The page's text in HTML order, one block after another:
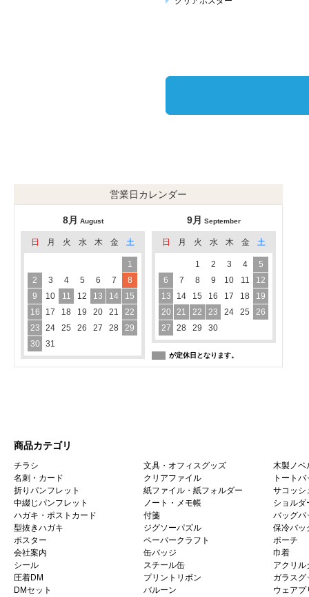
営業日カレンダー
8月 August
日 月 火 水 木 金 土
1
2
3 4 5 6 7
8
9
10 11 12 13 14
15
16
17 18 19 20 21
22
23
24 25 26 27 28
29
30
31
9月 September
日 月 火 水 木 金 土
1 2 3 4
5
6
7 8 9 10 11
12
13
14 15 16 17 18
19
20
21 22 23 24 25
26
27
28 29 30
が定休日となります。
商品カテゴリ
チラシ
名刺・カード
折りパンフレット
中綴じパンフレット
ハガキ・ポストカード
型抜きハガキ
ポスター
会社案内
シール
圧着DM
DMセット
文具・オフィスグッズ
クリアファイル
紙ファイル・紙フォルダー
ノート・メモ帳
付箋
ジグソーパズル
ペーパークラフト
缶バッジ
スチール缶
プリントリボン
バルーン
木製ノベ
トートバ
サコッシ
ショルダ
バッグパ
保冷バッ
ポーチ
巾着
アクリル
ガラスグ
ウェアプ